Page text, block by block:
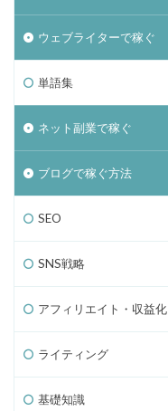
ウェブライターで稼ぐ
単語集
ネット副業で稼ぐ
ブログで稼ぐ方法
SEO
SNS戦略
アフィリエイト・収益化
ライティング
基礎知識